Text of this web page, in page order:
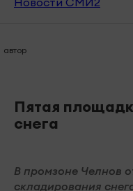
автор
Пятая
снега
В промзоне Челнов
складирования